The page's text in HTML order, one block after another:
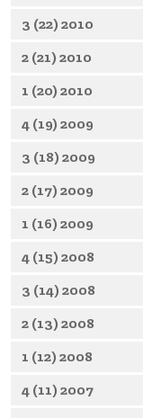
3 (22) 2010
2 (21) 2010
1 (20) 2010
4 (19) 2009
3 (18) 2009
2 (17) 2009
1 (16) 2009
4 (15) 2008
3 (14) 2008
2 (13) 2008
1 (12) 2008
4 (11) 2007